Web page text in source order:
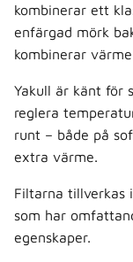
kombinerar ett
enfärgad mörk
kombinerar
Yakull är känt för
reglera
runt – både på
extra värme.
Filtarna tillverkas
som har
egenskaper.